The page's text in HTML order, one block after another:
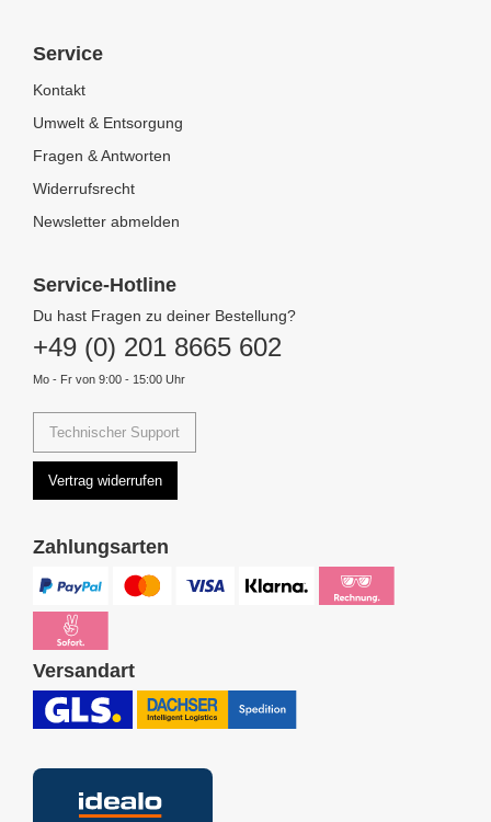
Service
Kontakt
Umwelt & Entsorgung
Fragen & Antworten
Widerrufsrecht
Newsletter abmelden
Service-Hotline
Du hast Fragen zu deiner Bestellung?
+49 (0) 201 8665 602
Mo - Fr von 9:00 - 15:00 Uhr
Technischer Support
Vertrag widerrufen
Zahlungsarten
Versandart